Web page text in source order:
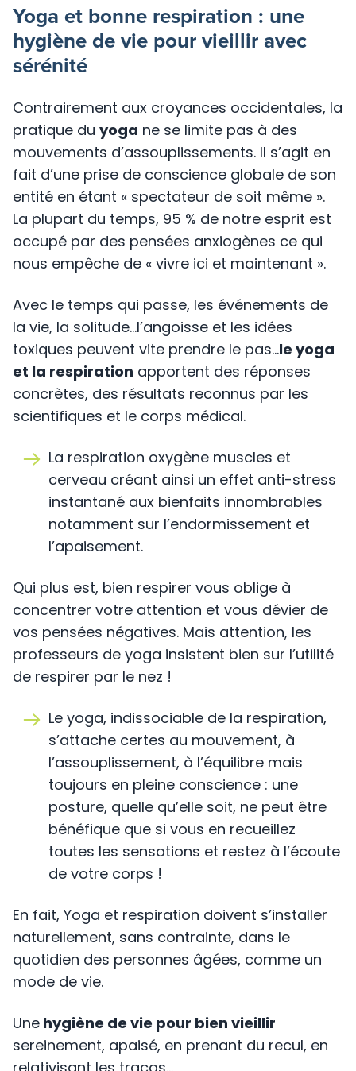
Yoga et bonne respiration : une
hygiène de vie pour vieillir avec
sérénité
Contrairement aux croyances occidentales, la
pratique du yoga ne se limite pas à des
mouvements d’assouplissements. Il s’agit en
fait d’une prise de conscience globale de son
entité en étant « spectateur de soit même ».
La plupart du temps, 95 % de notre esprit est
occupé par des pensées anxiogènes ce qui
nous empêche de « vivre ici et maintenant ».
Avec le temps qui passe, les événements de
la vie, la solitude…l’angoisse et les idées
toxiques peuvent vite prendre le pas…le yoga
et la respiration apportent des réponses
concrètes, des résultats reconnus par les
scientifiques et le corps médical.
La respiration oxygène muscles et
cerveau créant ainsi un effet anti-stress
instantané aux bienfaits innombrables
notamment sur l’endormissement et
l’apaisement.
Qui plus est, bien respirer vous oblige à
concentrer votre attention et vous dévier de
vos pensées négatives. Mais attention, les
professeurs de yoga insistent bien sur l’utilité
de respirer par le nez !
Le yoga, indissociable de la respiration,
s’attache certes au mouvement, à
l’assouplissement, à l’équilibre mais
toujours en pleine conscience : une
posture, quelle qu’elle soit, ne peut être
bénéfique que si vous en recueillez
toutes les sensations et restez à l’écoute
de votre corps !
En fait, Yoga et respiration doivent s’installer
naturellement, sans contrainte, dans le
quotidien des personnes âgées, comme un
mode de vie.
Une hygiène de vie pour bien vieillir
sereinement, apaisé, en prenant du recul, en